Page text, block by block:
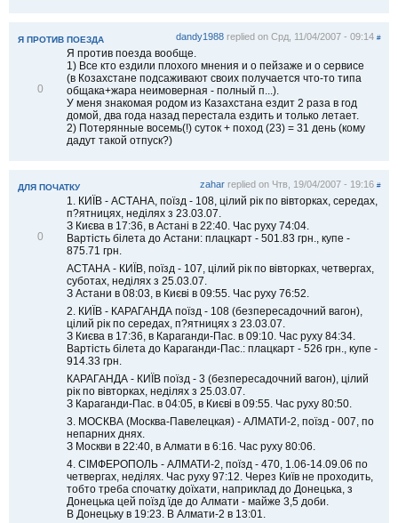
Я ПРОТИВ ПОЕЗДА dandy1988 replied on Срд, 11/04/2007 - 09:14 #
и
0
Я против поезда вообще.
1) Все кто ездили плохого мнения и о пейзаже и о сервисе
(в Козахстане подсаживают своих получается что-то типа
общака+жара неимоверная - полный п...).
У меня знакомая родом из Казахстана ездит 2 раза в год
домой, два года назад перестала ездить и только летает.
2) Потерянные восемь(!) суток + поход (23) = 31 день (кому
дадут такой отпуск?)
ДЛЯ ПОЧАТКУ zahar replied on Чтв, 19/04/2007 - 19:16 #
0
1. КИЇВ - АСТАНА, поїзд - 108, цілий рік по вівторках, середах,
п?ятницях, неділях з 23.03.07.
З Києва в 17:36, в Астані в 22:40. Час руху 74:04.
Вартість білета до Астани: плацкарт - 501.83 грн., купе -
875.71 грн.
АСТАНА - КИЇВ, поїзд - 107, цілий рік по вівторках, четвергах,
суботах, неділях з 25.03.07.
З Астани в 08:03, в Києві в 09:55. Час руху 76:52.
2. КИЇВ - КАРАГАНДА поїзд - 108 (безпересадочний вагон),
цілий рік по середах, п?ятницях з 23.03.07.
З Києва в 17:36, в Караганди-Пас. в 09:10. Час руху 84:34.
Вартість білета до Караганди-Пас.: плацкарт - 526 грн., купе -
914.33 грн.
КАРАГАНДА - КИЇВ поїзд - 3 (безпересадочний вагон), цілий
рік по вівторках, неділях з 25.03.07.
З Караганди-Пас. в 04:05, в Києві в 09:55. Час руху 80:50.
3. МОСКВА (Москва-Павелецкая) - АЛМАТИ-2, поїзд - 007, по
непарних днях.
З Москви в 22:40, в Алмати в 6:16. Час руху 80:06.
4. СІМФЕРОПОЛЬ - АЛМАТИ-2, поїзд - 470, 1.06-14.09.06 по
четвергах, неділях. Час руху 97:12. Через Київ не проходить,
тобто треба спочатку доїхати, наприклад до Донецька, з
Донецька цей поїзд їде до Алмати - майже 3,5 доби.
В Донецьку в 19:23. В Алмати-2 в 13:01.